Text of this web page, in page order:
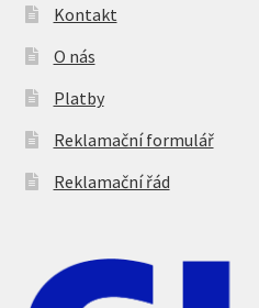
Kontakt
O nás
Platby
Reklamační formulář
Reklamační řád